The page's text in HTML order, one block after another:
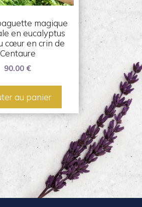
magique
en eucalyptus
cœur en crin de
Centaure
90.00 €
au panier